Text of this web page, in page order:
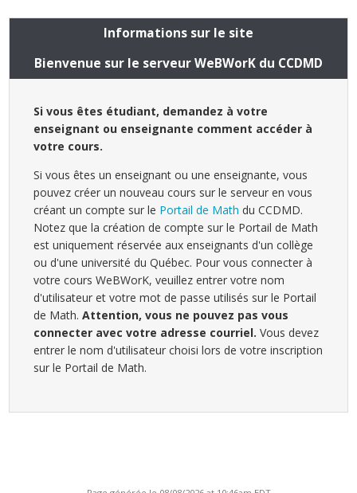
Informations sur le site
Bienvenue sur le serveur WeBWorK du CCDMD
Si vous êtes étudiant, demandez à votre
enseignant ou enseignante comment accéder à
votre cours.
Si vous êtes un enseignant ou une enseignante, vous
pouvez créer un nouveau cours sur le serveur en vous
créant un compte sur le Portail de Math du CCDMD.
Notez que la création de compte sur le Portail de Math
est uniquement réservée aux enseignants d'un collège
ou d'une université du Québec. Pour vous connecter à
votre cours WeBWorK, veuillez entrer votre nom
d'utilisateur et votre mot de passe utilisés sur le Portail
de Math.Attention, vous ne pouvez pas vous
connecter avec votre adresse courriel. Vous devez
entrer le nom d'utilisateur choisi lors de votre inscription
sur le Portail de Math.